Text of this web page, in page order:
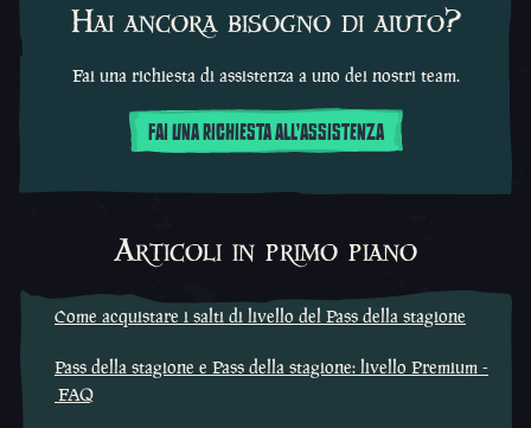
Hai ancora bisogno di aiuto?
Fai una richiesta di assistenza a uno dei nostri team.
FAI UNA RICHIESTA ALL'ASSISTENZA
Articoli in primo piano
Come acquistare i salti di livello del Pass della stagione
Pass della stagione e Pass della stagione: livello Premium -
FAQ